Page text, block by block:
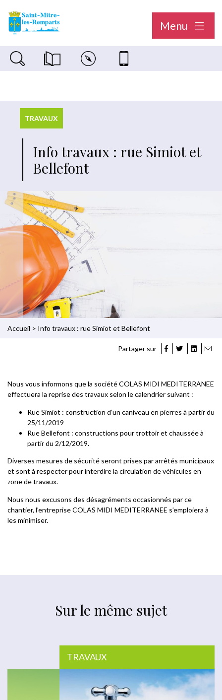
Menu
Recherche sur le siteMagazine municipal "Le Saint-Mitréen"
Carte interactiveNous contacter
TRAVAUX
Info travaux : rue Simiot et
Bellefont
Accueil > Info travaux : rue Simiot et Bellefont
Partager sur
Nous vous informons que la société COLAS MIDI MEDITERRANEE
effectuera la reprise des travaux selon le calendrier suivant :
Rue Simiot : construction d’un caniveau en pierres à partir du
25/11/2019
Rue Bellefont : constructions pour trottoir et chaussée à
partir du 2/12/2019.
Diverses mesures de sécurité seront prises par arrêtés municipaux
et sont à respecter pour interdire la circulation de véhicules en
zone de travaux.
Nous nous excusons des désagréments occasionnés par ce
chantier, l’entreprise COLAS MIDI MEDITERRANEE s’emploiera à
les minimiser.
Sur le même sujet
TRAVAUX